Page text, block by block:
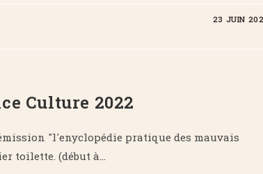
23 JUIN
Culture 2022
"l'enyclopédie pratique des mauvais
toilette. (début à…